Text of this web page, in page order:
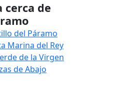
cerca de
del Páramo
Marina del Rey
de la Virgen
de Abajo